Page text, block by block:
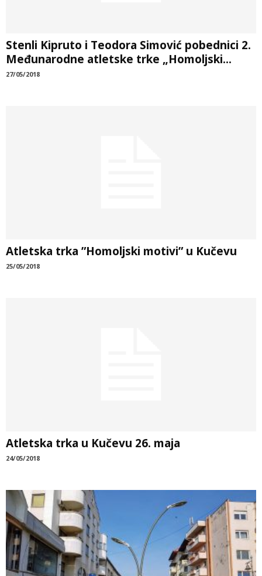
Stenli Kipruto i Teodora Simović pobednici 2.
Međunarodne atletske trke „Homoljski...
27/05/2018
Atletska trka ”Homoljski motivi” u Kučevu
25/05/2018
Atletska trka u Kučevu 26. maja
24/05/2018